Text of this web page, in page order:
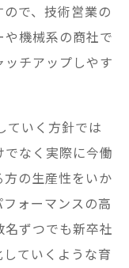
で、技術営業の
機械系の商社で
チアップしやす
ていく方針では
なく実際に今働
の生産性をいか
ォーマンスの高
ずつでも新卒社
ていくような育